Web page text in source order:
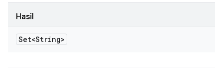
Hasil
Set<String>